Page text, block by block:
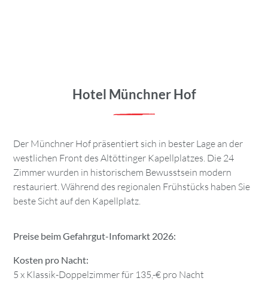
Hotel Münchner Hof
Der Münchner Hof präsentiert sich in bester Lage an der
westlichen Front des Altöttinger Kapellplatzes. Die 24
Zimmer wurden in historischem Bewusstsein modern
restauriert. Während des regionalen Frühstücks haben Sie
beste Sicht auf den Kapellplatz.
Preise beim Gefahrgut-Infomarkt 2026:
Kosten pro Nacht:
5 x Klassik-Doppelzimmer für 135,-€ pro Nacht